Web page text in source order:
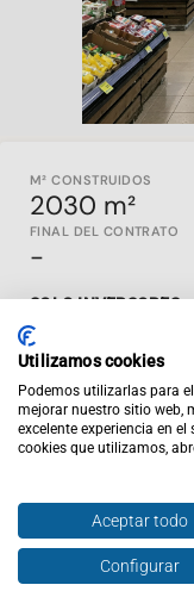
M² CONSTRUIDOS
2030 m²
FINAL DEL CONTRATO
-
SOLO INVERSORES
Supermercado
con 2.041m2 de
gestionado por
Las fotos
coincidir con el
Se cobrará un
por la venta.
Inviertis es la web
Eninviertispro.com
Enviar oferta
Utilizamos cookies
Podemos utilizarlas para
mejorar nuestro sitio web,
excelente experiencia en
cookies que utilizamos,
Aceptar todo
Configurar